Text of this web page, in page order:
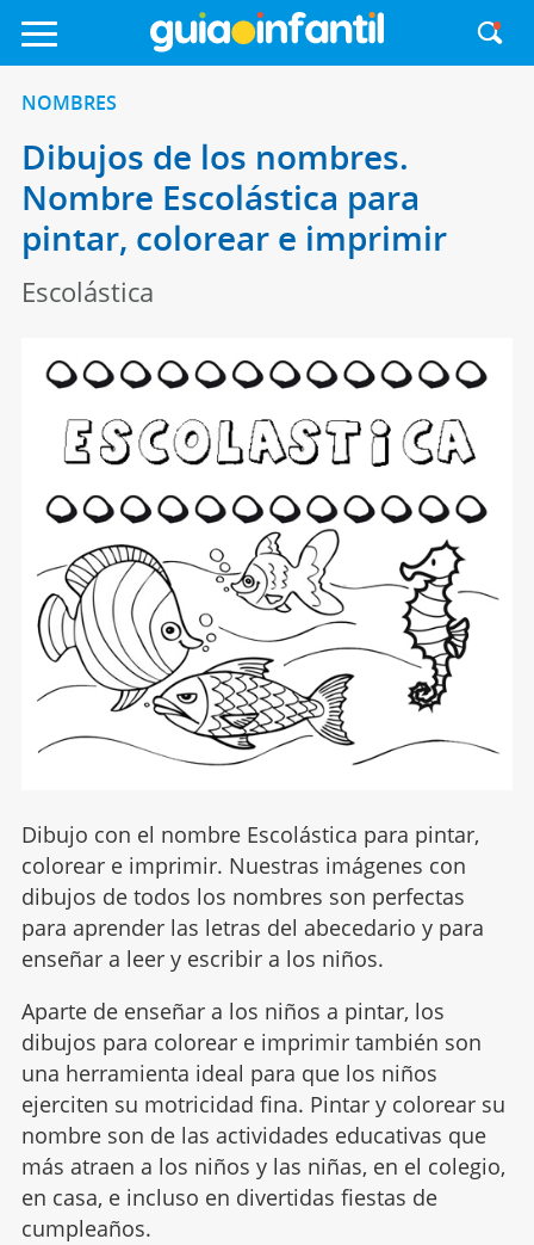
NOMBRES
Dibujos de los nombres.
Nombre Escolástica para
pintar, colorear e imprimir
Escolástica
Dibujo con el nombre Escolástica para pintar,
colorear e imprimir. Nuestras imágenes con
dibujos de todos los nombres son perfectas
para aprender las letras del abecedario y para
enseñar a leer y escribir a los niños.
Aparte de enseñar a los niños a pintar, los
dibujos para colorear e imprimir también son
una herramienta ideal para que los niños
ejerciten su motricidad fina. Pintar y colorear su
nombre son de las actividades educativas que
más atraen a los niños y las niñas, en el colegio,
en casa, e incluso en divertidas fiestas de
cumpleaños.